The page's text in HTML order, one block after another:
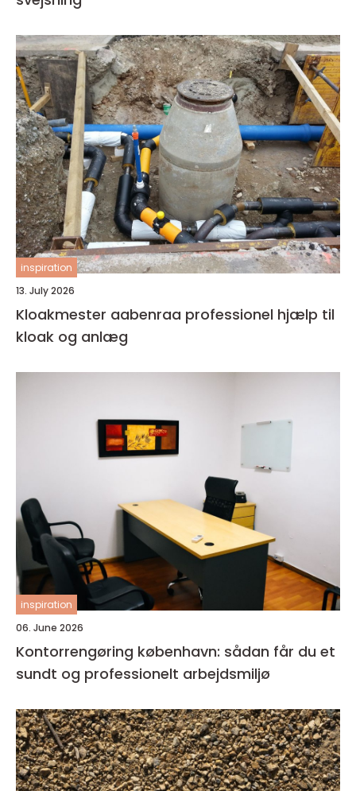
inspiration
13. July 2026
Kloakmester aabenraa professionel hjælp til
kloak og anlæg
inspiration
06. June 2026
Kontorrengøring københavn: sådan får du et
sundt og professionelt arbejdsmiljø